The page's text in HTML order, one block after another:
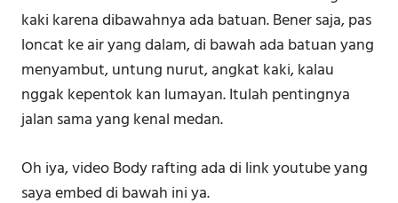
kaki karena dibawahnya ada batuan. Bener saja, pas
loncat ke air yang dalam, di bawah ada batuan yang
menyambut, untung nurut, angkat kaki, kalau
nggak kepentok kan lumayan. Itulah pentingnya
jalan sama yang kenal medan.
Oh iya, video Body rafting ada di link youtube yang
saya embed di bawah ini ya.